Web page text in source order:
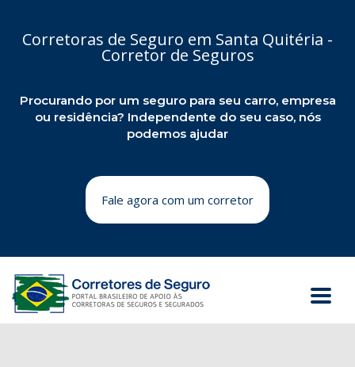
Corretoras de Seguro em Santa Quitéria -
Corretor de Seguros
Procurando por um seguro para seu carro, empresa
ou residência? Independente do seu caso, nós
podemos ajudar
Fale agora com um corretor